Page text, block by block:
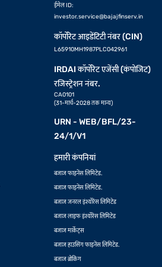
सेलम में सोने का भाव
ईमेल ID:
investor.service@bajajfinserv.in
कॉर्पोरेट आइडेंटिटी नंबर (CIN)
L65910MH1987PLC042961
IRDAI कॉर्पोरेट एजेंसी (कंपोजिट)
रजिस्ट्रेशन नंबर.
CA0101
(31-मार्च-2028 तक मान्य)
URN - WEB/BFL/23-
24/1/V1
हमारी कंपनियां
बजाज फाइनेंस लिमिटेड.
बजाज फाइनेंस लिमिटेड.
बजाज जनरल इंश्योरेंस लिमिटेड
बजाज लाइफ इंश्योरेंस लिमिटेड
बजाज मार्केट्स
बजाज हाउसिंग फाइनेंस लिमिटेड.
बजाज ब्रोकिंग